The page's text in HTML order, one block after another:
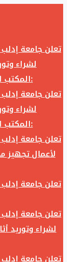
تعلن جامعة
لشراء
المكتب الإعلامي في جامعة إدلب وفق الآتي:
تعلن جامعة
لشراء
المكتب الإعلامي في جامعة إدلب وفق الآتي:
تعلن جامعة
لأعمال تجهيز
تعلن جامعة
تعلن جامعة
لشراء وتوريد
تعلن جامعة